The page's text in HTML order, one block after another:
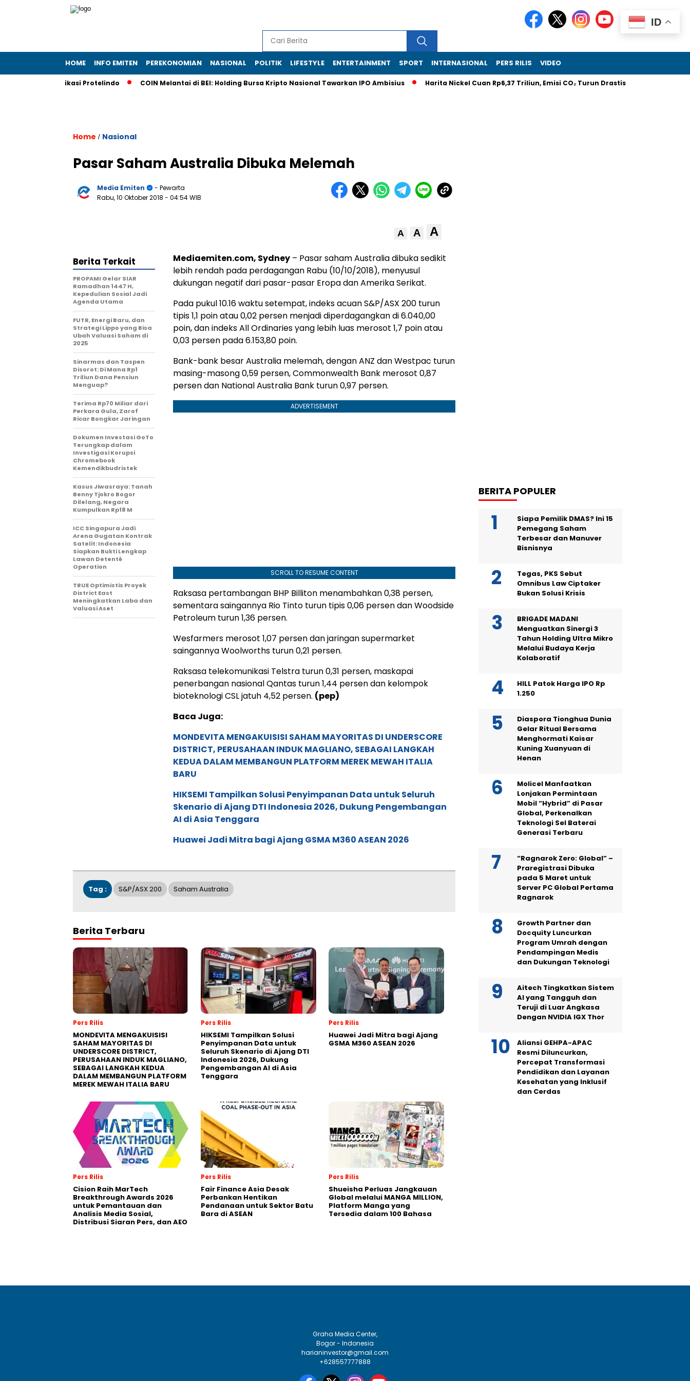
HOME INFO EMITEN PEREKONOMIAN NASIONAL POLITIK LIFESTYLE ENTERTAINMENT SPORT INTERNASIONAL PERS RILIS VIDEO
Telekomunikasi Protelindo COIN Melantai di BEI: Holding Bursa Kripto Nasional Tawarkan IPO Ambisius Harita Nickel Cuan Rp6,37 Triliun, Emisi CO₂ Turun Drastis
Home / Nasional
Pasar Saham Australia Dibuka Melemah
Media Emiten
- Pewarta
Rabu, 10 Oktober 2018 - 04:54 WIB
A A A
Mediaemiten.com, Sydney – Pasar saham Australia dibuka sedikit
lebih rendah pada perdagangan Rabu (10/10/2018), menyusul
dukungan negatif dari pasar-pasar Eropa dan Amerika Serikat.
Pada pukul 10.16 waktu setempat, indeks acuan S&P/ASX 200 turun
tipis 1,1 poin atau 0,02 persen menjadi diperdagangkan di 6.040,00
poin, dan indeks All Ordinaries yang lebih luas merosot 1,7 poin atau
0,03 persen pada 6.153,80 poin.
Bank-bank besar Australia melemah, dengan ANZ dan Westpac turun
masing-masong 0,59 persen, Commonwealth Bank merosot 0,87
persen dan National Australia Bank turun 0,97 persen.
ADVERTISEMENT
SCROLL TO RESUME CONTENT
Raksasa pertambangan BHP Billiton menambahkan 0,38 persen,
sementara saingannya Rio Tinto turun tipis 0,06 persen dan Woodside
Petroleum turun 1,36 persen.
Wesfarmers merosot 1,07 persen dan jaringan supermarket
saingannya Woolworths turun 0,21 persen.
Raksasa telekomunikasi Telstra turun 0,31 persen, maskapai
penerbangan nasional Qantas turun 1,44 persen dan kelompok
bioteknologi CSL jatuh 4,52 persen. (pep)
Baca Juga:
MONDEVITA MENGAKUISISI SAHAM MAYORITAS DI UNDERSCORE
DISTRICT, PERUSAHAAN INDUK MAGLIANO, SEBAGAI LANGKAH
KEDUA DALAM MEMBANGUN PLATFORM MEREK MEWAH ITALIA
BARU
HIKSEMI Tampilkan Solusi Penyimpanan Data untuk Seluruh
Skenario di Ajang DTI Indonesia 2026, Dukung Pengembangan
AI di Asia Tenggara
Huawei Jadi Mitra bagi Ajang GSMA M360 ASEAN 2026
Berita Terkait
PROPAMI Gelar SIAR
Ramadhan 1447 H,
Kepedulian Sosial Jadi
Agenda Utama
FUTR, Energi Baru, dan
Strategi Lippo yang Bisa
Ubah Valuasi Saham di
2025
Sinarmas dan Taspen
Disorot: Di Mana Rp1
Triliun Dana Pensiun
Menguap?
Terima Rp70 Miliar dari
Perkara Gula, Zarof
Ricar Bongkar Jaringan
Dokumen Investasi GoTo
Terungkap dalam
Investigasi Korupsi
Chromebook
Kemendikbudristek
Kasus Jiwasraya: Tanah
Benny Tjokro Bogor
Dilelang, Negara
Kumpulkan Rp18 M
ICC Singapura Jadi
Arena Gugatan Kontrak
Satelit: Indonesia
Siapkan Bukti Lengkap
Lawan Detenté
Operation
TRUE Optimistis Proyek
District East
Meningkatkan Laba dan
Valuasi Aset
Tag : S&P/ASX 200 Saham Australia
Berita Terbaru
Pers Rilis
MONDEVITA MENGAKUISISI
SAHAM MAYORITAS DI
UNDERSCORE DISTRICT,
PERUSAHAAN INDUK MAGLIANO,
SEBAGAI LANGKAH KEDUA
DALAM MEMBANGUN PLATFORM
MEREK MEWAH ITALIA BARU
Pers Rilis
HIKSEMI Tampilkan Solusi
Penyimpanan Data untuk
Seluruh Skenario di Ajang DTI
Indonesia 2026, Dukung
Pengembangan AI di Asia
Tenggara
Pers Rilis
Huawei Jadi Mitra bagi Ajang
GSMA M360 ASEAN 2026
Pers Rilis
Cision Raih MarTech
Breakthrough Awards 2026
untuk Pemantauan dan
Analisis Media Sosial,
Distribusi Siaran Pers, dan AEO
Pers Rilis
Fair Finance Asia Desak
Perbankan Hentikan
Pendanaan untuk Sektor Batu
Bara di ASEAN
Pers Rilis
Shueisha Perluas Jangkauan
Global melalui MANGA MILLION,
Platform Manga yang
Tersedia dalam 100 Bahasa
BERITA POPULER
Siapa Pemilik DMAS? Ini 15
Pemegang Saham
Terbesar dan Manuver
Bisnisnya
Tegas, PKS Sebut
Omnibus Law Ciptaker
Bukan Solusi Krisis
BRIGADE MADANI
Menguatkan Sinergi 3
Tahun Holding Ultra Mikro
Melalui Budaya Kerja
Kolaboratif
HILL Patok Harga IPO Rp
1.250
Diaspora Tionghua Dunia
Gelar Ritual Bersama
Menghormati Kaisar
Kuning Xuanyuan di
Henan
Molicel Manfaatkan
Lonjakan Permintaan
Mobil “Hybrid” di Pasar
Global, Perkenalkan
Teknologi Sel Baterai
Generasi Terbaru
“Ragnarok Zero: Global” –
Praregistrasi Dibuka
pada 5 Maret untuk
Server PC Global Pertama
Ragnarok
Growth Partner dan
Docquity Luncurkan
Program Umrah dengan
Pendampingan Medis
dan Dukungan Teknologi
Aitech Tingkatkan Sistem
AI yang Tangguh dan
Teruji di Luar Angkasa
Dengan NVIDIA IGX Thor
Aliansi GEHPA-APAC
Resmi Diluncurkan,
Percepat Transformasi
Pendidikan dan Layanan
Kesehatan yang Inklusif
dan Cerdas
ID
+628557777888